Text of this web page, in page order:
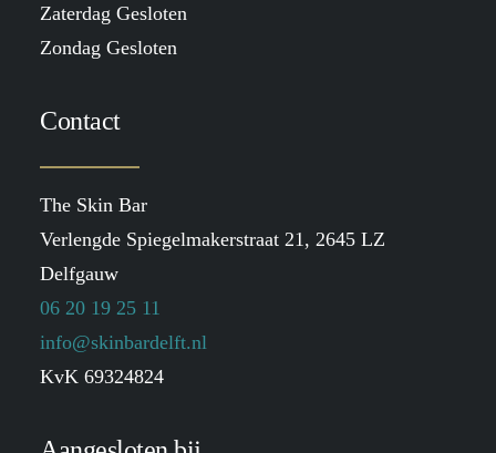
Zaterdag Gesloten
Zondag Gesloten
Contact
The Skin Bar
Verlengde Spiegelmakerstraat 21, 2645 LZ
Delfgauw
06 20 19 25 11
info@skinbardelft.nl
KvK 69324824